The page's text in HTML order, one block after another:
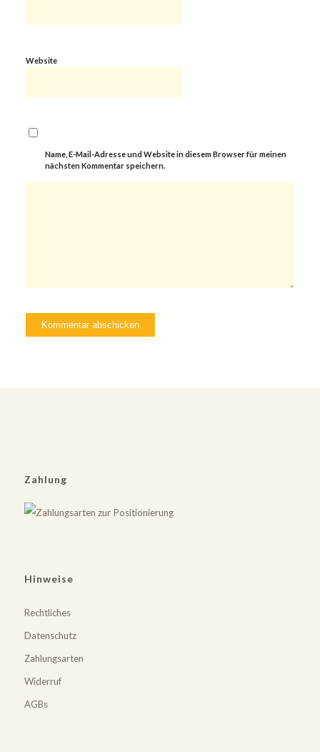
Website
Name, E-Mail-Adresse und Website in diesem Browser für meinen
nächsten Kommentar speichern.
Zahlung
Hinweise
Rechtliches
Datenschutz
Zahlungsarten
Widerruf
AGBs